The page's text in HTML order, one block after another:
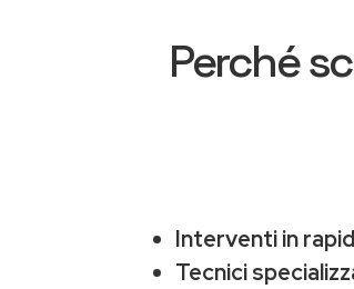
Perché
Interventi in
Tecnici